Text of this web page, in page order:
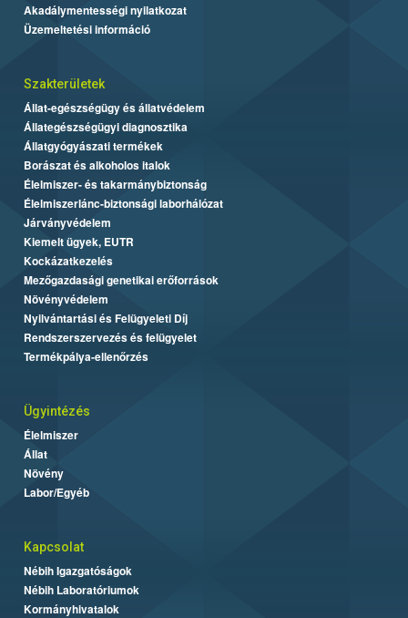
Akadálymentességi nyilatkozat
Üzemeltetési információ
Szakterületek
Állat-egészségügy és állatvédelem
Állategészségügyi diagnosztika
Állatgyógyászati termékek
Borászat és alkoholos italok
Élelmiszer- és takarmánybiztonság
Élelmiszerlánc-biztonsági laborhálózat
Járványvédelem
Kiemelt ügyek, EUTR
Kockázatkezelés
Mezőgazdasági genetikai erőforrások
Növényvédelem
Nyilvántartási és Felügyeleti Díj
Rendszerszervezés és felügyelet
Termékpálya-ellenőrzés
Ügyintézés
Élelmiszer
Állat
Növény
Labor/Egyéb
Kapcsolat
Nébih Igazgatóságok
Nébih Laboratóriumok
Kormányhivatalok